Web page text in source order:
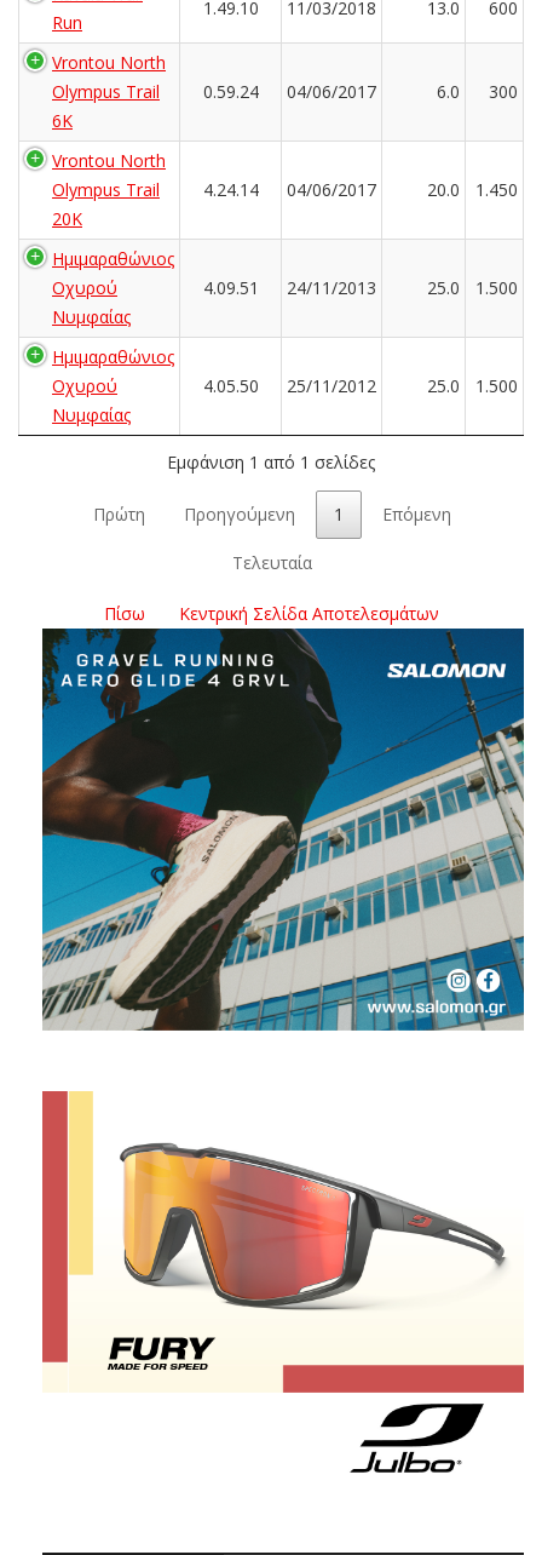
Run
1.49.10 11/03/2018 13.0 600
Vrontou North
Olympus Trail
6K
0.59.24 04/06/2017 6.0 300
Vrontou North
Olympus Trail
20K
4.24.14 04/06/2017 20.0 1.450
Ημιμαραθώνιος
Οχυρού
Νυμφαίας
4.09.51 24/11/2013 25.0 1.500
Ημιμαραθώνιος
Οχυρού
Νυμφαίας
4.05.50 25/11/2012 25.0 1.500
Εμφάνιση 1 από 1 σελίδες
Πρώτη Προηγούμενη 1 Επόμενη
Τελευταία
Πίσω Κεντρική Σελίδα Αποτελεσμάτων